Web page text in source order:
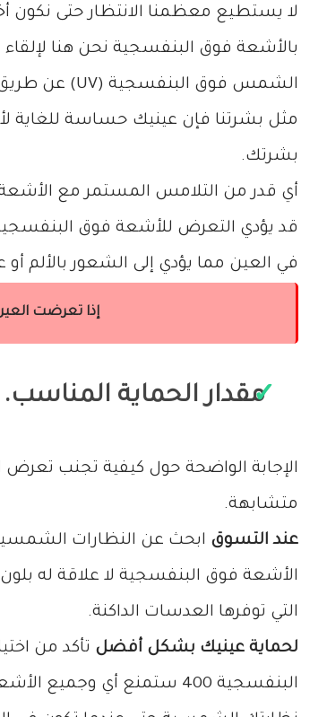
لا يستطيع معظمنا الانتظار حتى
بالأشعة فوق البنفسجية نحن هنا
الشمس فوق البنفسجية (UV) عن طريق وضع واقي من الشمس على بشرتنا المكشوفة.
مثل بشرتنا فإن عينيك حساسة
بشرتك.
أي قدر من التلامس المستمر مع
قد يؤدي التعرض للأشعة فوق
في العين مما يؤدي إلى الشعور بالألم
إذا تعرضت
مقدار الحماية المناسب.
الإجابة الواضحة حول كيفية تجنب
متشابهة.
عند التسوق
الأشعة فوق البنفسجية لا علاقة له
التي توفرها العدسات الداكنة.
لحماية عينيك بشكل أفضل